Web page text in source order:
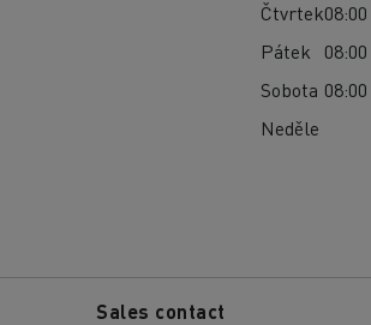
Čtvrtek
Pátek
Sobota
Neděle
Sales contact